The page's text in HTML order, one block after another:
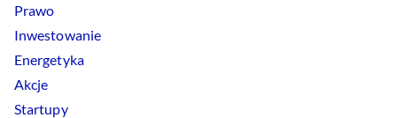
Prawo
Inwestowanie
Energetyka
Akcje
Startupy